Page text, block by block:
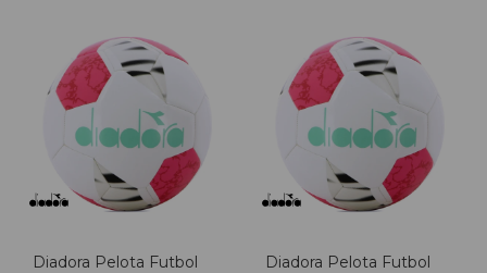
Diadora Pelota Futbol
Diadora Pelota Futbol